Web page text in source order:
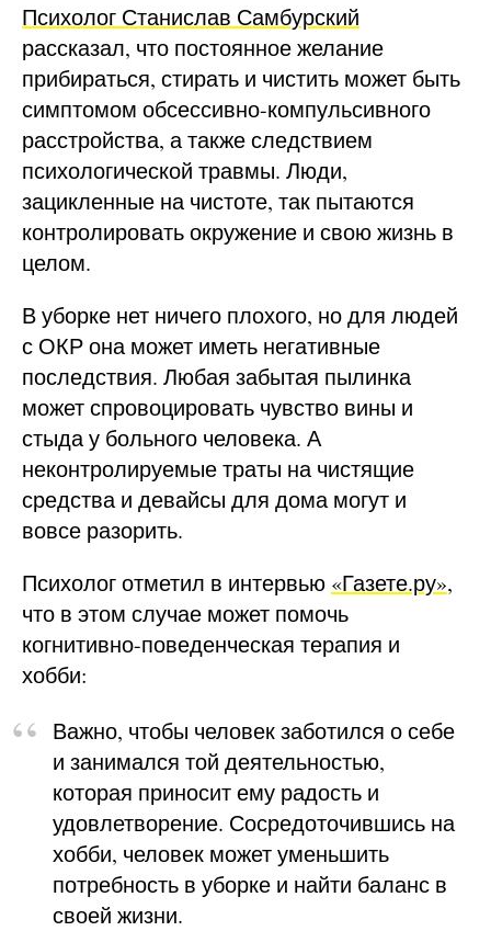
Психолог Станислав Самбурский
рассказал, что постоянное желание
прибираться, стирать и чистить может быть
симптомом обсессивно-компульсивного
расстройства, а также следствием
психологической травмы. Люди,
зацикленные на чистоте, так пытаются
контролировать окружение и свою жизнь в
целом.
В уборке нет ничего плохого, но для людей
с ОКР она может иметь негативные
последствия. Любая забытая пылинка
может спровоцировать чувство вины и
стыда у больного человека. А
неконтролируемые траты на чистящие
средства и девайсы для дома могут и
вовсе разорить.
Психолог отметил в интервью «Газете.ру»,
что в этом случае может помочь
когнитивно-поведенческая терапия и
хобби:
Важно, чтобы человек заботился о себе
и занимался той деятельностью,
которая приносит ему радость и
удовлетворение. Сосредоточившись на
хобби, человек может уменьшить
потребность в уборке и найти баланс в
своей жизни.